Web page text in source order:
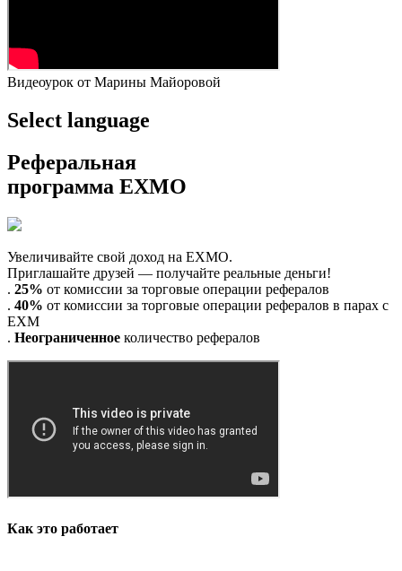
Видеоурок от Марины Майоровой
Select language
Реферальная
программа EXMO
Увеличивайте свой доход на EXMO.
Приглашайте друзей — получайте реальные деньги!
. 25% от комиссии за торговые операции рефералов
. 40% от комиссии за торговые операции рефералов в парах с
ЕХМ
. Hеограниченное количество рефералов
Как это работает